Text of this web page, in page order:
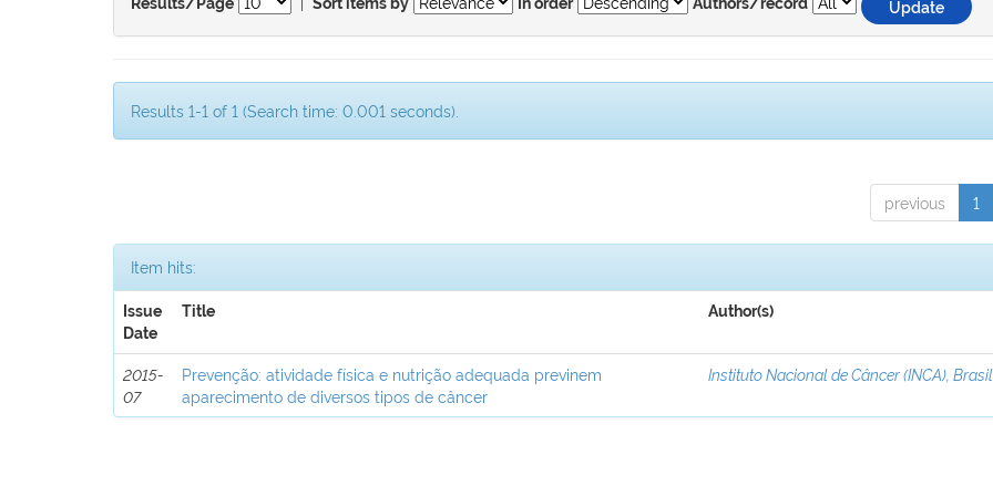
Results/Page Sort items by In order Authors/record
Results 1-1 of 1 (Search time: 0.001 seconds).
previous 1
Item hits:
Issue
Date
Title Author(s)
2015-
07
Prevenção: atividade física e nutrição adequada previnem
aparecimento de diversos tipos de câncer
Instituto Nacional de Câncer (INCA), Brasil